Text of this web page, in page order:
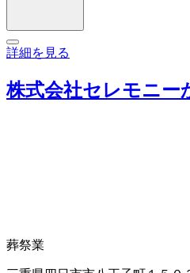
詳細を見る
株式会社セレモニー
葬祭業